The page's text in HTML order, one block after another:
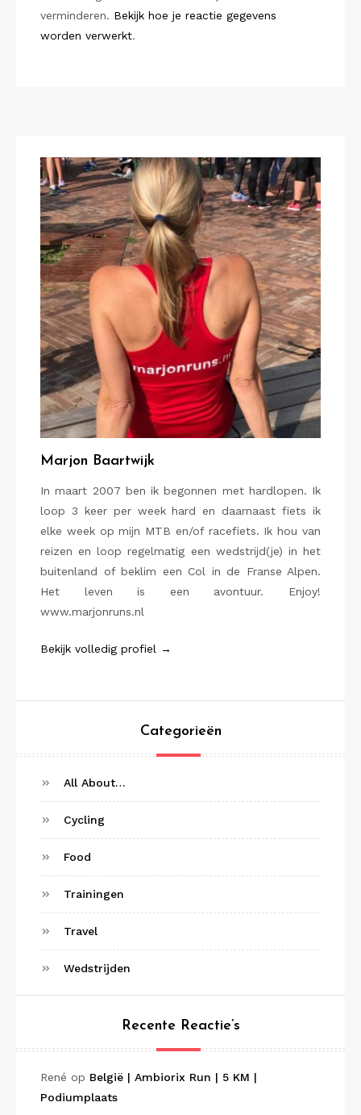
verminderen. Bekijk hoe je reactie gegevens
worden verwerkt.
Marjon Baartwijk
In maart 2007 ben ik begonnen met hardlopen. Ik
loop 3 keer per week hard en daarnaast fiets ik
elke week op mijn MTB en/of racefiets. Ik hou van
reizen en loop regelmatig een wedstrijd(je) in het
buitenland of beklim een Col in de Franse Alpen.
Het leven is een avontuur. Enjoy!
www.marjonruns.nl
Bekijk volledig profiel →
Categorieën
All About…
Cycling
Food
Trainingen
Travel
Wedstrijden
Recente Reactie’s
René op België | Ambiorix Run | 5 KM |
Podiumplaats